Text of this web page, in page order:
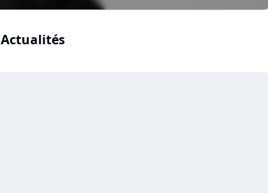
Actualités